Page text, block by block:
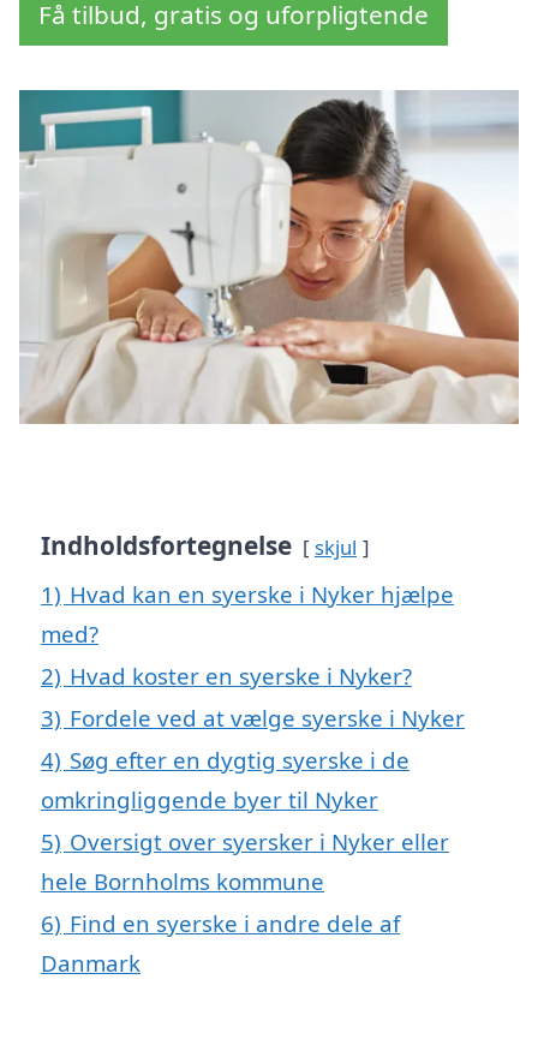
Få tilbud, gratis og uforpligtende
Indholdsfortegnelse skjul
1) Hvad kan en syerske i Nyker hjælpe
med?
2) Hvad koster en syerske i Nyker?
3) Fordele ved at vælge syerske i Nyker
4) Søg efter en dygtig syerske i de
omkringliggende byer til Nyker
5) Oversigt over syersker i Nyker eller
hele Bornholms kommune
6) Find en syerske i andre dele af
Danmark